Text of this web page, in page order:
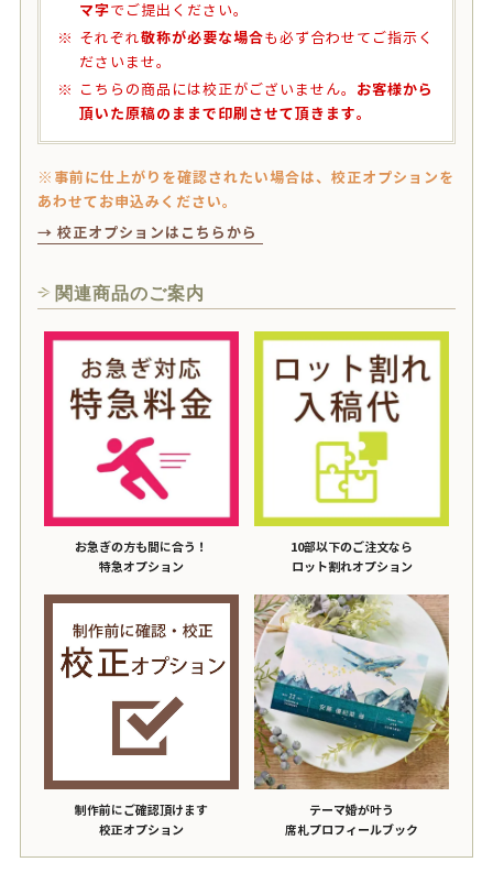
マ字でご提出ください。
それぞれ敬称が必要な場合も必ず合わせてご指示く
ださいませ。
こちらの商品には校正がございません。 お客様から
頂いた原稿のままで印刷させて頂きます。
※事前に仕上がりを確認されたい場合は、校正オプションを
あわせてお申込みください。
→ 校正オプションはこちらから
関連商品のご案内
お急ぎの方も間に合う！
特急オプション
10部以下のご注文なら
ロット割れオプション
制作前にご確認頂けます
校正オプション
テーマ婚が叶う
席札プロフィールブック